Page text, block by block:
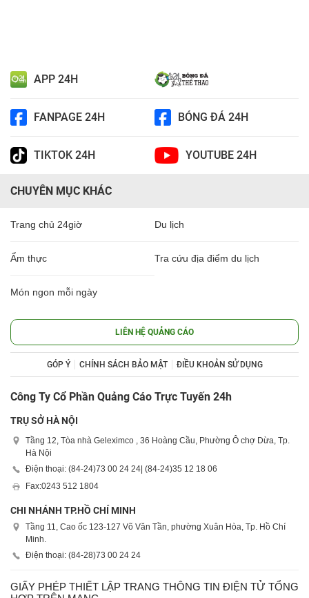
APP 24H
FANPAGE 24H BÓNG ĐÁ 24H
TIKTOK 24H YOUTUBE 24H
CHUYÊN MỤC KHÁC
Trang chủ 24giờ Du lịch
Ẩm thực Tra cứu địa điểm du lịch
Món ngon mỗi ngày
LIÊN HỆ QUẢNG CÁO
GÓP Ý CHÍNH SÁCH BẢO MẬT ĐIỀU KHOẢN SỬ DỤNG
Công Ty Cổ Phần Quảng Cáo Trực Tuyến 24h
TRỤ SỞ HÀ NỘI
Tầng 12, Tòa nhà Geleximco , 36 Hoàng Cầu, Phường Ô chợ Dừa, Tp.
Hà Nội
Điện thoại: (84-24)73 00 24 24| (84-24)35 12 18 06
Fax:0243 512 1804
CHI NHÁNH TP.HỒ CHÍ MINH
Tầng 11, Cao ốc 123-127 Võ Văn Tần, phường Xuân Hòa, Tp. Hồ Chí
Minh.
Điện thoại: (84-28)73 00 24 24
GIẤY PHÉP THIẾT LẬP TRANG THÔNG TIN ĐIỆN TỬ TỔNG